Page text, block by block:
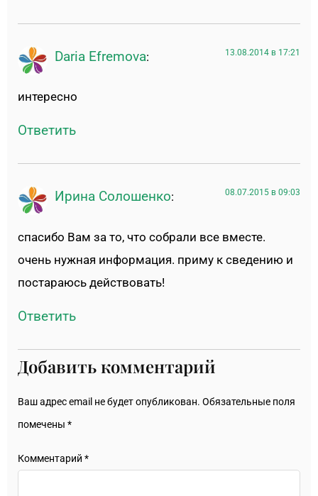
Daria Efremova: 13.08.2014 в 17:21
интересно
Ответить
Ирина Солошенко: 08.07.2015 в 09:03
спасибо Вам за то, что собрали все вместе.
очень нужная информация. приму к сведению и
постараюсь действовать!
Ответить
Добавить комментарий
Ваш адрес email не будет опубликован. Обязательные поля
помечены *
Комментарий *